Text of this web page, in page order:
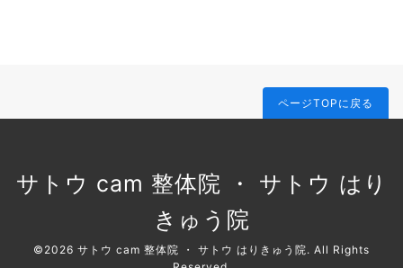
ページTOPに戻る
サトウ cam 整体院 ・ サトウ はり
きゅう院
©2026 サトウ cam 整体院 ・ サトウ はりきゅう院. All Rights